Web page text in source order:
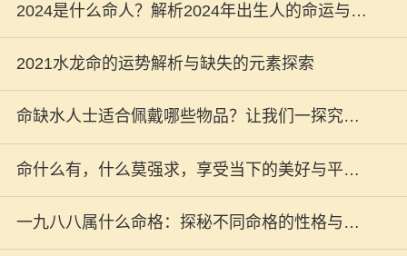
2024是什么命人？解析2024年出生人的命运与性
格特点
2021水龙命的运势解析与缺失的元素探索
命缺水人士适合佩戴哪些物品？让我们一探究
竟！
命什么有，什么莫强求，享受当下的美好与平淡
生活
一九八八属什么命格：探秘不同命格的性格与人